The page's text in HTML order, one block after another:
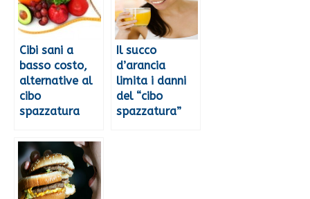
Cibi sani a
basso costo,
alternative al
cibo
spazzatura
Il succo
d’arancia
limita i danni
del “cibo
spazzatura”